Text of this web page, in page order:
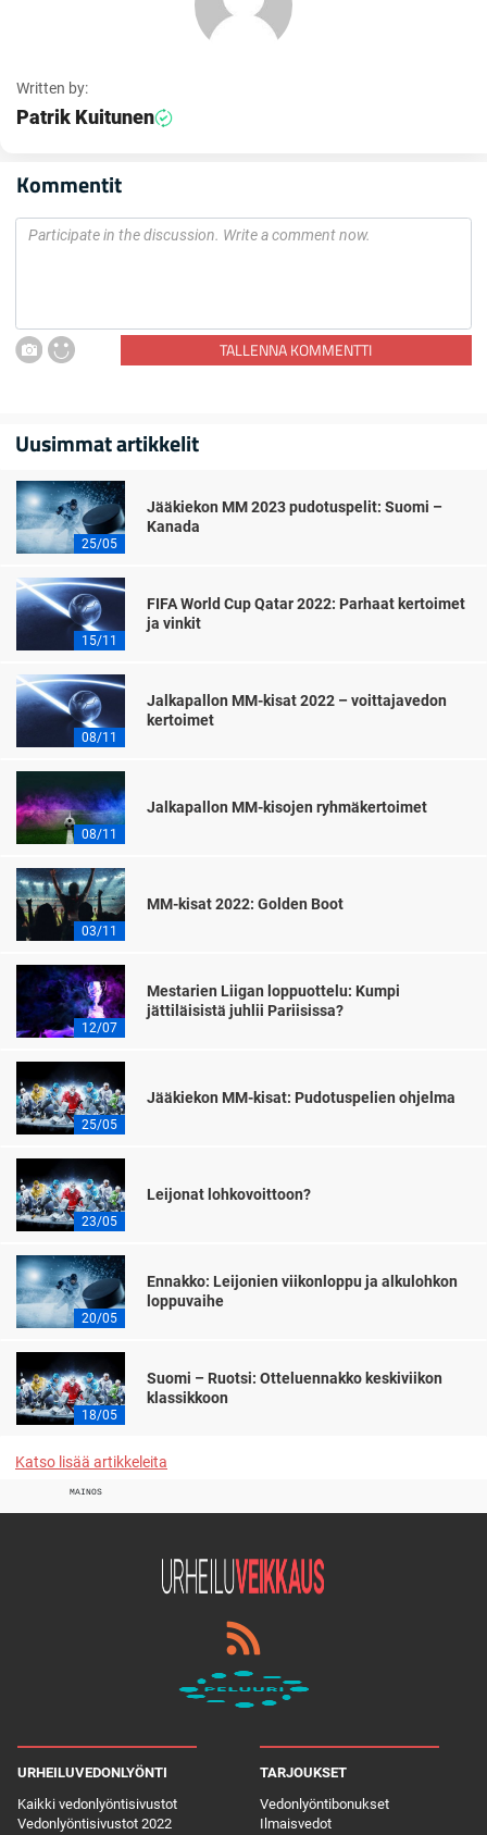
Written by:
Patrik Kuitunen
Kommentit
TALLENNA KOMMENTTI
Uusimmat artikkelit
25/05
Jääkiekon MM 2023 pudotuspelit: Suomi –
Kanada
15/11
FIFA World Cup Qatar 2022: Parhaat kertoimet
ja vinkit
08/11
Jalkapallon MM-kisat 2022 – voittajavedon
kertoimet
08/11
Jalkapallon MM-kisojen ryhmäkertoimet
03/11
MM-kisat 2022: Golden Boot
12/07
Mestarien Liigan loppuottelu: Kumpi
jättiläisistä juhlii Pariisissa?
25/05
Jääkiekon MM-kisat: Pudotuspelien ohjelma
23/05
Leijonat lohkovoittoon?
20/05
Ennakko: Leijonien viikonloppu ja alkulohkon
loppuvaihe
18/05
Suomi – Ruotsi: Otteluennakko keskiviikon
klassikkoon
Katso lisää artikkeleita
MAINOS
URHEILUVEDONLYÖNTI
Kaikki vedonlyöntisivustot
Vedonlyöntisivustot 2022
TARJOUKSET
Vedonlyöntibonukset
Ilmaisvedot